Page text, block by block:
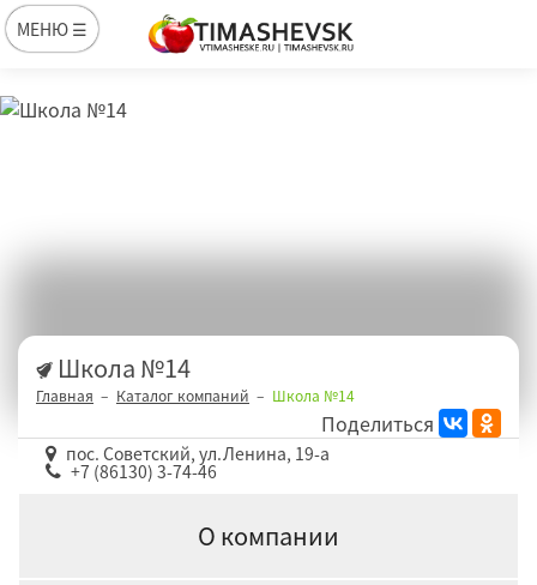
МЕНЮ ☰
Школа №14
Главная Каталог компаний Школа №14
Поделиться
пос. Советский, ул.Ленина, 19-а
+7 (86130) 3-74-46
О компании